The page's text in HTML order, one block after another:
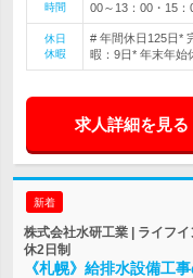
時間
00～13：00・15：
休日
休暇
# 年間休日125日*
暇：9日* 年末年始
求人詳細を見る
新着
株式会社水研工業 | ライフ
休2日制
《札幌》給排水設備工